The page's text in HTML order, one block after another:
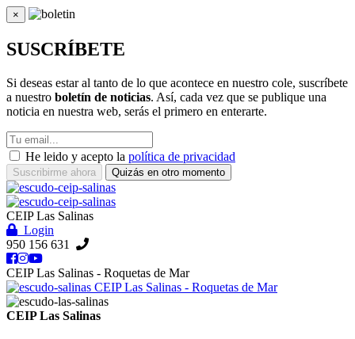
×
Cerrar
SUSCRÍBETE
Si deseas estar al tanto de lo que acontece en nuestro cole, suscríbete
a nuestro boletín de noticias. Así, cada vez que se publique una
noticia en nuestra web, serás el primero en enterarte.
He leido y acepto la política de privacidad
Suscribirme ahora Quizás en otro momento
CEIP Las Salinas
Login
950 156 631
CEIP Las Salinas - Roquetas de Mar
CEIP Las Salinas - Roquetas de Mar
CEIP Las Salinas